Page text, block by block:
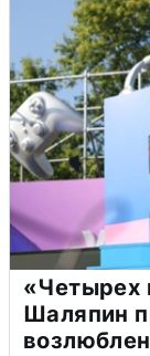
«Четырех
Шаляпин